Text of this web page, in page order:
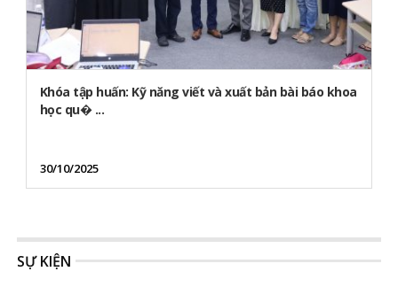
Khóa tập huấn: Kỹ năng viết và xuất bản bài báo khoa
học qu� ...
30/10/2025
SỰ KIỆN